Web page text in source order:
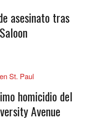
asesinato tras
homicidio del
Avenue